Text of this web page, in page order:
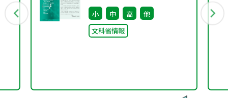
小 中 高
他
文科省情報